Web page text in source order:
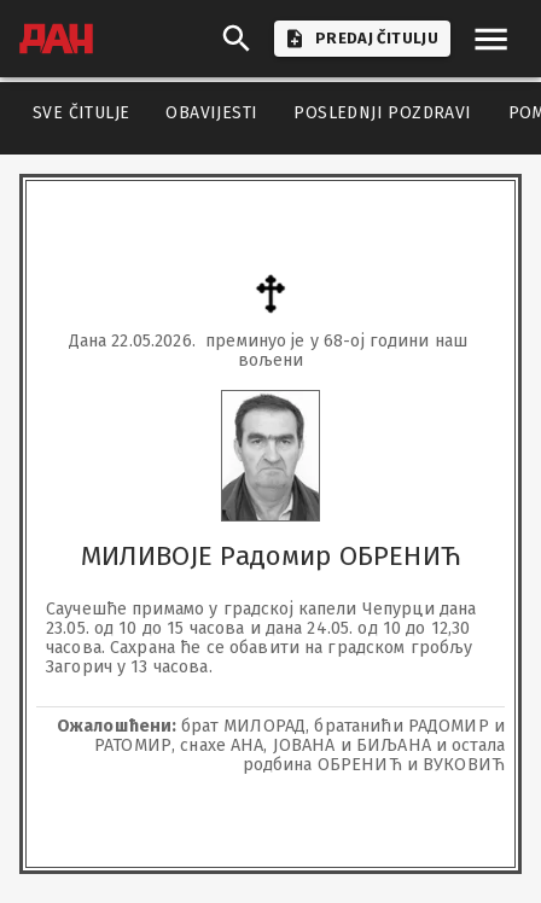
PREDAJ ČITULJU
SVE ČITULJE OBAVIJESTI POSLEDNJI POZDRAVI
Дана 22.05.2026.  преминуо је у 68-ој години наш
вољени
МИЛИВОЈЕ Радомир ОБРЕНИЋ
Саучешће примамо у градској капели Чепурци дана
23.05. од 10 до 15 часова и дана 24.05. од 10 до 12,30
часова. Сахрана ће се обавити на градском гробљу
Загорич у 13 часова.
Ожалошћени: брат МИЛОРАД, братанићи РАДОМИР и
РАТОМИР, снахе АНА, ЈОВАНА и БИЉАНА и остала
родбина ОБРЕНИЋ и ВУКОВИЋ